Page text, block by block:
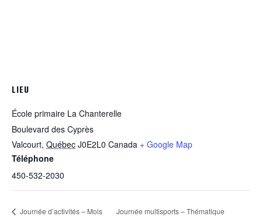
LIEU
École primaire La Chanterelle
Boulevard des Cyprès
Valcourt, Québec J0E2L0 Canada + Google Map
Téléphone
450-532-2030
Journée d’activités – Mois
Journée multisports – Thématique